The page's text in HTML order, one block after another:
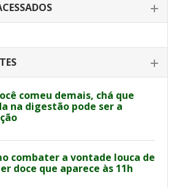
comeu demais, chá que
na digestão pode ser a
combater a vontade louca de
doce que aparece às 11h